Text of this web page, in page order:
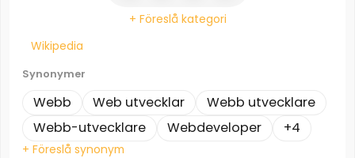
+ Föreslå kategori
Wikipedia
Synonymer
Webb Web utvecklar
Webb utvecklare
Webb-utvecklare
Webdeveloper +4
+ Föreslå synonym